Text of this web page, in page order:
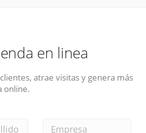
en linea
atrae visitas y genera más
online.